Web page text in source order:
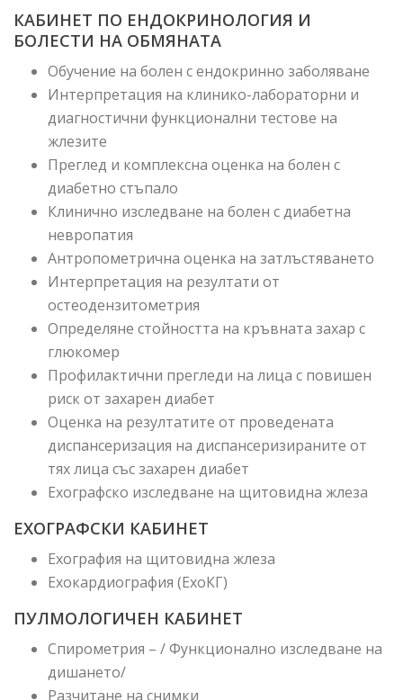
КАБИНЕТ ПО ЕНДОКРИНОЛОГИЯ И
БОЛЕСТИ НА ОБМЯНАТА
Обучение на болен с ендокринно заболяване
Интерпретация на клинико-лабораторни и
диагностични функционални тестове на
жлезите
Преглед и комплексна оценка на болен с
диабетно стъпало
Клинично изследване на болен с диабетна
невропатия
Антропометрична оценка на затлъстяването
Интерпретация на резултати от
остеодензитометрия
Определяне стойността на кръвната захар с
глюкомер
Профилактични прегледи на лица с повишен
риск от захарен диабет
Оценка на резултатите от проведената
диспансеризация на диспансеризираните от
тях лица със захарен диабет
Ехографско изследване на щитовидна жлеза
ЕХОГРАФСКИ КАБИНЕТ
Ехография на щитовидна жлеза
Ехокардиография (ЕхоКГ)
ПУЛМОЛОГИЧЕН КАБИНЕТ
Спирометрия – / Функционално изследване на
дишането/
Разчитане на снимки